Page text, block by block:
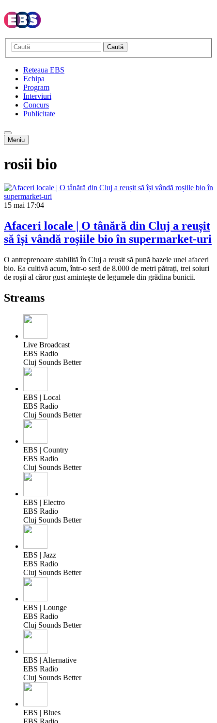
Caută
Reteaua EBS
Echipa
Program
Interviuri
Concurs
Publicitate
Meniu
rosii bio
15 mai 17:04
Afaceri locale | O tânără din Cluj a reușit
să își vândă roșiile bio în supermarket-uri
O antreprenoare stabilită în Cluj a reușit să pună bazele unei afaceri
bio. Ea cultivă acum, într-o seră de 8.000 de metri pătrați, trei soiuri
de roșii al căror gust amintește de legumele din grădina bunicii.
Streams
Live Broadcast
EBS Radio
Cluj Sounds Better
EBS | Local
EBS Radio
Cluj Sounds Better
EBS | Country
EBS Radio
Cluj Sounds Better
EBS | Electro
EBS Radio
Cluj Sounds Better
EBS | Jazz
EBS Radio
Cluj Sounds Better
EBS | Lounge
EBS Radio
Cluj Sounds Better
EBS | Alternative
EBS Radio
Cluj Sounds Better
EBS | Blues
EBS Radio